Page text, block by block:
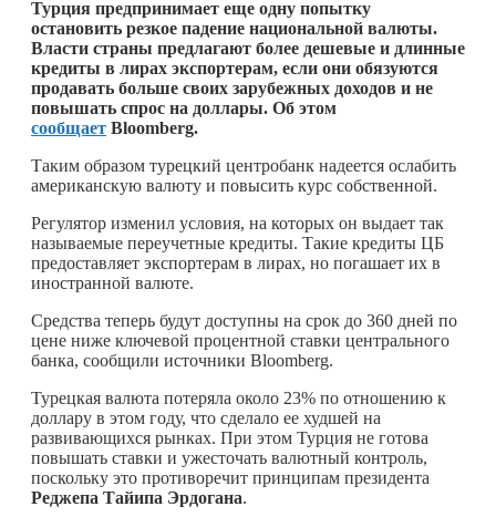
Турция предпринимает еще одну попытку
остановить резкое падение национальной валюты.
Власти страны предлагают более дешевые и длинные
кредиты в лирах экспортерам, если они обязуются
продавать больше своих зарубежных доходов и не
повышать спрос на доллары. Об этом
сообщает Bloomberg.
Таким образом турецкий центробанк надеется ослабить
американскую валюту и повысить курс собственной.
Регулятор изменил условия, на которых он выдает так
называемые переучетные кредиты. Такие кредиты ЦБ
предоставляет экспортерам в лирах, но погашает их в
иностранной валюте.
Средства теперь будут доступны на срок до 360 дней по
цене ниже ключевой процентной ставки центрального
банка, сообщили источники Bloomberg.
Турецкая валюта потеряла около 23% по отношению к
доллару в этом году, что сделало ее худшей на
развивающихся рынках. При этом Турция не готова
повышать ставки и ужесточать валютный контроль,
поскольку это противоречит принципам президента
Реджепа Тайипа Эрдогана.